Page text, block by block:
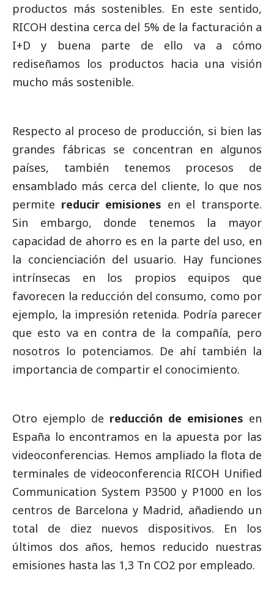
productos más sostenibles. En este sentido,
RICOH destina cerca del 5% de la facturación a
I+D y buena parte de ello va a cómo
rediseñamos los productos hacia una visión
mucho más sostenible.
Respecto al proceso de producción, si bien las
grandes fábricas se concentran en algunos
países, también tenemos procesos de
ensamblado más cerca del cliente, lo que nos
permite reducir emisiones en el transporte.
Sin embargo, donde tenemos la mayor
capacidad de ahorro es en la parte del uso, en
la concienciación del usuario. Hay funciones
intrínsecas en los propios equipos que
favorecen la reducción del consumo, como por
ejemplo, la impresión retenida. Podría parecer
que esto va en contra de la compañía, pero
nosotros lo potenciamos. De ahí también la
importancia de compartir el conocimiento.
Otro ejemplo de reducción de emisiones en
España lo encontramos en la apuesta por las
videoconferencias. Hemos ampliado la flota de
terminales de videoconferencia RICOH Unified
Communication System P3500 y P1000 en los
centros de Barcelona y Madrid, añadiendo un
total de diez nuevos dispositivos. En los
últimos dos años, hemos reducido nuestras
emisiones hasta las 1,3 Tn CO2 por empleado.